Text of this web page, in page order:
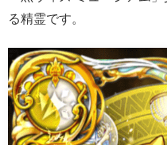
る精霊です。